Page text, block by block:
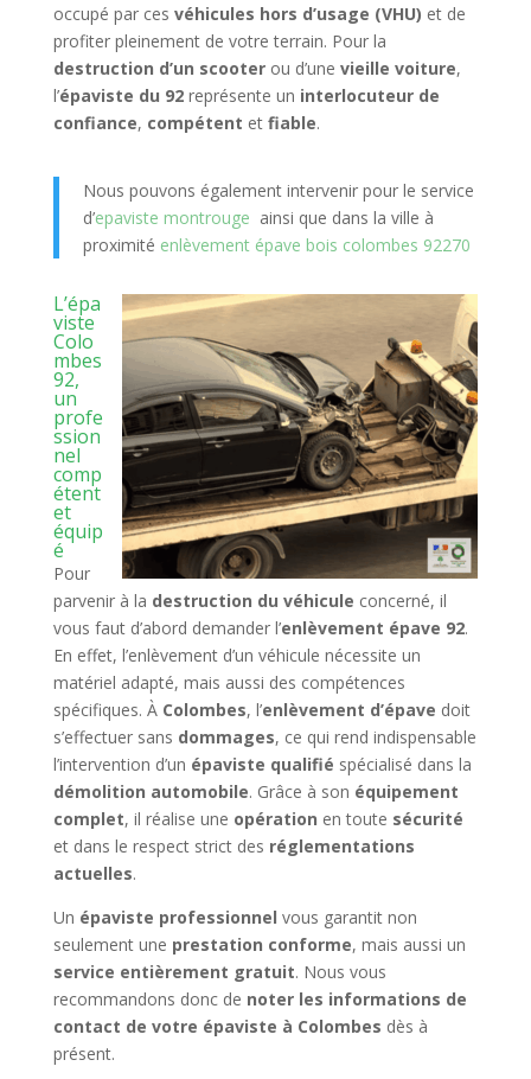
occupé par ces véhicules hors d’usage (VHU) et de
profiter pleinement de votre terrain. Pour la
destruction d’un scooterou d’une vieille voiture,
l’épaviste du 92représente un interlocuteur de
confiance, compétent et fiable.
Nous pouvons également intervenir pour le service
d’epaviste montrouge ainsi que dans la ville à
proximité enlèvement épave bois colombes 92270
L’épa
viste
Colo
mbes
92,
un
profe
ssion
nel
comp
étent
et
équip
é
Pour
parvenir à la destruction du véhicule concerné, il
vous faut d’abord demander l’enlèvement épave 92.
En effet, l’enlèvement d’un véhicule nécessite un
matériel adapté, mais aussi des compétences
spécifiques. À Colombes, l’enlèvement d’épave doit
s’effectuer sans dommages, ce qui rend indispensable
l’intervention d’un épaviste qualifié spécialisé dans la
démolition automobile. Grâce à son équipement
complet, il réalise une opération en toute sécurité
et dans le respect strict des réglementations
actuelles.
Un épaviste professionnel vous garantit non
seulement une prestation conforme, mais aussi un
service entièrement gratuit. Nous vous
recommandons donc de noter les informations de
contact de votre épaviste à Colombes dès à
présent.